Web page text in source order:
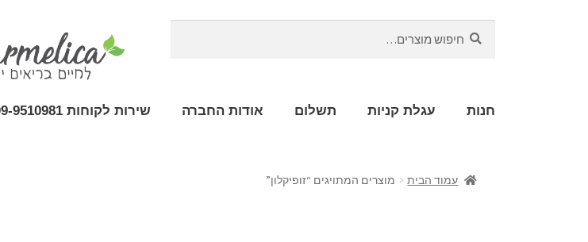
חנות עגלת קניות תשלום אודות החברה שירות לקוחות 09-9510981
עמוד הבית מוצרים המתויגים “זופיקלון”